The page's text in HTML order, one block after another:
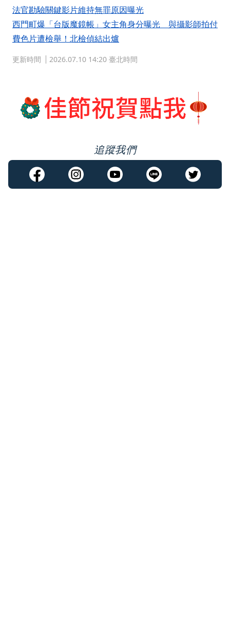
法官勘驗關鍵影片維持無罪原因曝光
西門町爆「台版魔鏡帳」女主角身分曝光 與攝影師拍付
費色片遭檢舉！北檢偵結出爐
更新時間 2026.07.10 14:20 臺北時間
追蹤我們